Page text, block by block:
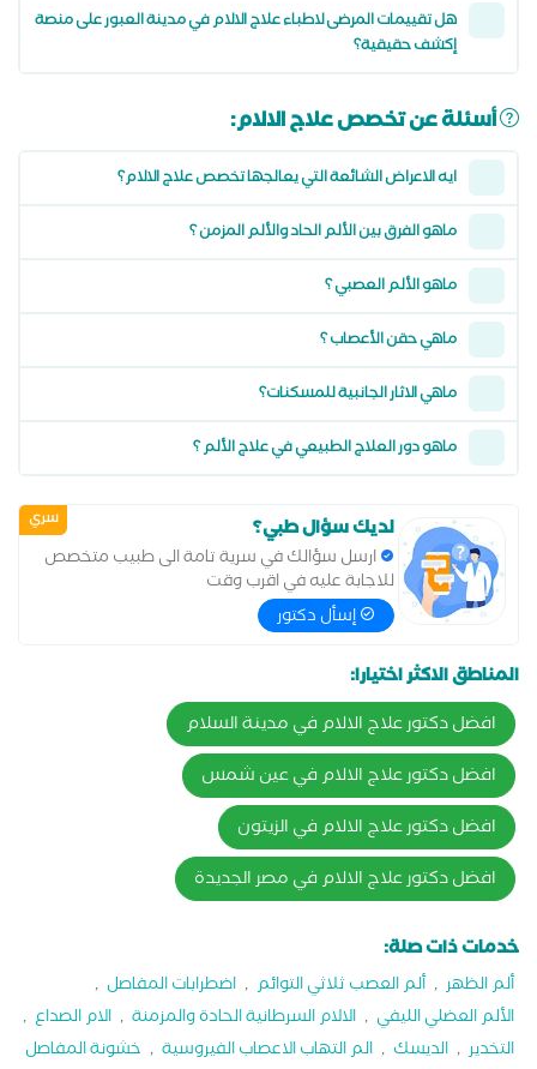
هل تقييمات المرضى لاطباء علاج الالام في مدينة العبور على منصة
إكشف حقيقية؟
أسئلة عن تخصص علاج الالام:
ايه الاعراض الشائعة التي يعالجها تخصص علاج الالام؟
ماهو الفرق بين الألم الحاد والألم المزمن ؟
ماهو الألم العصبي ؟
ماهي حقن الأعصاب ؟
ماهي الاثار الجانبية للمسكنات؟
ماهو دور العلاج الطبيعي في علاج الألم ؟
سري لديك سؤال طبي؟
ارسل سؤالك في سرية تامة الى طبيب متخصص
للاجابة عليه في اقرب وقت
إسأل دكتور
المناطق الاكثر اختيارا:
افضل دكتور علاج الالام في مدينة السلام
افضل دكتور علاج الالام في عين شمس
افضل دكتور علاج الالام في الزيتون
افضل دكتور علاج الالام في مصر الجديدة
خدمات ذات صلة:
ألم الظهر , ألم العصب ثلاثي التوائم , اضطرابات المفاصل ,
الألم العضلي الليفي , الالام السرطانية الحادة والمزمنة , الام الصداع ,
التخدير , الديسك , الم التهاب الاعصاب الفيروسية , خشونة المفاصل